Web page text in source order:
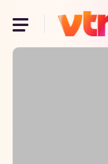
Oeps,